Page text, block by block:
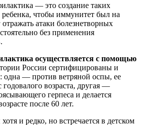
— это создание таких
ребенка, чтобы иммунитет был на
атаки болезнетворных
без применения
осуществляется с помощью
России сертифицированы и
одна — против ветряной оспы, ее
годовалого возраста, другая —
герпеса и делается
после 60 лет.
и редко, но встречается в детском